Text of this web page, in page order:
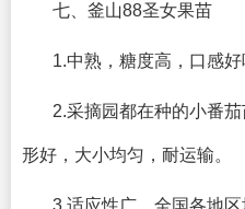
七、釜山88圣女果苗
1.中熟，糖度高，口感好
2.采摘园都在种的小番
形好，大小均匀，耐运输。
3.适应性广，全国各地